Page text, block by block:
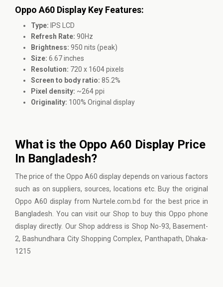
Oppo A60 Display Key Features:
Type: IPS LCD
Refresh Rate: 90Hz
Brightness: 950 nits (peak)
Size: 6.67 inches
Resolution: 720 x 1604 pixels
Screen to body ratio: 85.2%
Pixel density: ~264 ppi
Originality: 100% Original display
What is the Oppo A60 Display Price
In Bangladesh?
The price of the Oppo A60 display depends on various factors
such as on suppliers, sources, locations etc. Buy the original
Oppo A60 display from Nurtele.com.bd for the best price in
Bangladesh. You can visit our Shop to buy this Oppo phone
display directly. Our Shop address is Shop No-93, Basement-
2, Bashundhara City Shopping Complex, Panthapath, Dhaka-
1215